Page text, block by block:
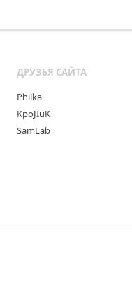
ДРУЗЬЯ САЙТА
Philka
KpoJIuK
SamLab